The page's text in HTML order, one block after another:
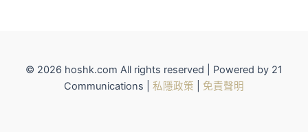
© 2026 hoshk.com All rights reserved | Powered by 21
Communications | 私隱政策 免責聲明